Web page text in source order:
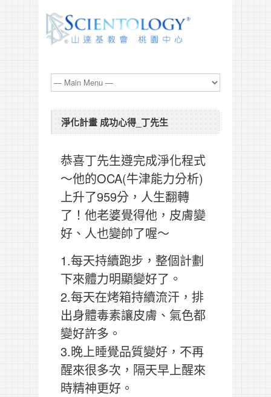
淨化計畫 成功心得_丁先生
恭喜丁先生遵完成淨化程式
～他的OCA(牛津能力分析)
上升了959分，人生翻轉
了！他老婆覺得他，皮膚變
好、人也變帥了喔～
1.每天持續跑步，整個計劃
下來體力明顯變好了。
2.每天在烤箱持續流汗，排
出身體毒素讓皮膚、氣色都
變好許多。
3.晚上睡覺品質變好，不再
醒來很多次，隔天早上醒來
時精神更好。